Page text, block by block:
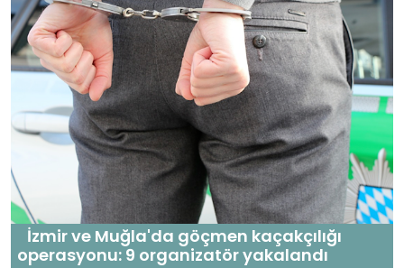
İzmir ve Muğla'da göçmen kaçakçılığı
operasyonu: 9 organizatör yakalandı